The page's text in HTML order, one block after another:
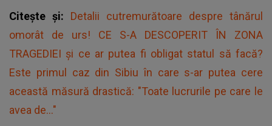
Citește și: Detalii cutremurătoare despre tânărul
omorât de urs! CE S-A DESCOPERIT ÎN ZONA
TRAGEDIEI și ce ar putea fi obligat statul să facă?
Este primul caz din Sibiu în care s-ar putea cere
această măsură drastică: "Toate lucrurile pe care le
avea de..."